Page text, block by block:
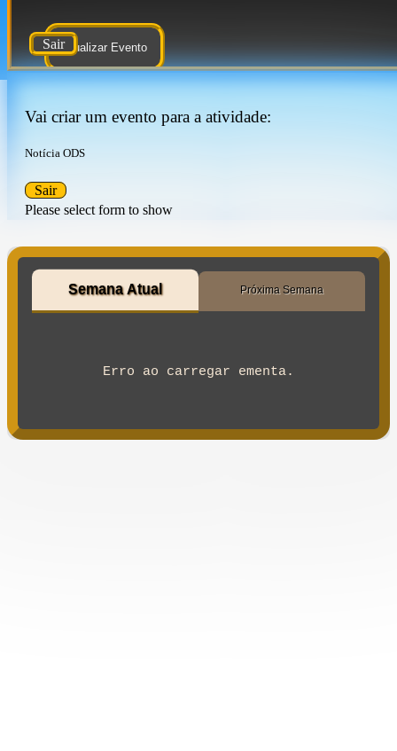
Atualizar Evento
Sair
Vai criar um evento para a atividade:
Notícia ODS
Please select form to show
Sair
Semana Atual Próxima Semana
Erro ao carregar ementa.